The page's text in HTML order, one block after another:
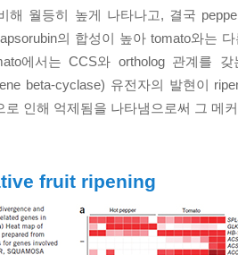
해 월등히 높게 나타나고, 결국
의 합성이 높아 tomato와는
에서는 CCS와 ortholog 관계를 갖
beta-cyclase) 유전자의 발현이
로 인해 억제됨을 나타냄으로써 그 메
fruit ripening